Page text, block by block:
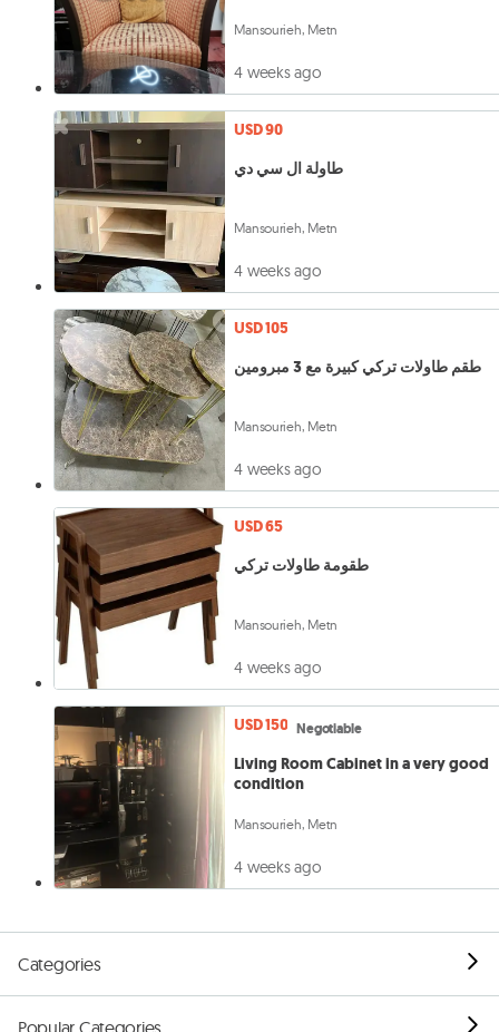
Mansourieh, Metn
4 weeks ago
USD 90
طاولة ال سي دي
Mansourieh, Metn
4 weeks ago
USD 105
طقم طاولات تركي كبيرة مع 3 مبرومين
Mansourieh, Metn
4 weeks ago
USD 65
طقومة طاولات تركي
Mansourieh, Metn
4 weeks ago
USD 150 Negotiable
Living Room Cabinet in a very good
condition
Mansourieh, Metn
4 weeks ago
Categories